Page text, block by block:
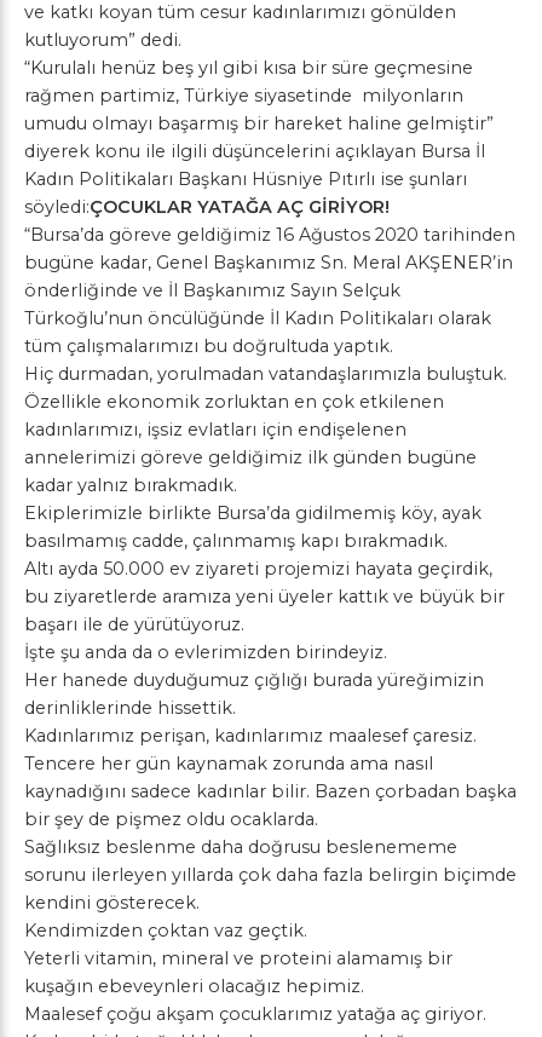
ve katkı koyan tüm cesur kadınlarımızı gönülden
kutluyorum” dedi.
“Kurulalı henüz beş yıl gibi kısa bir süre geçmesine
rağmen partimiz, Türkiye siyasetinde milyonların
umudu olmayı başarmış bir hareket haline gelmiştir”
diyerek konu ile ilgili düşüncelerini açıklayan Bursa İl
Kadın Politikaları Başkanı Hüsniye Pıtırlı ise şunları
söyledi:ÇOCUKLAR YATAĞA AÇ GİRİYOR!
“Bursa’da göreve geldiğimiz 16 Ağustos 2020 tarihinden
bugüne kadar, Genel Başkanımız Sn. Meral AKŞENER’in
önderliğinde ve İl Başkanımız Sayın Selçuk
Türkoğlu’nun öncülüğünde İl Kadın Politikaları olarak
tüm çalışmalarımızı bu doğrultuda yaptık.
Hiç durmadan, yorulmadan vatandaşlarımızla buluştuk.
Özellikle ekonomik zorluktan en çok etkilenen
kadınlarımızı, işsiz evlatları için endişelenen
annelerimizi göreve geldiğimiz ilk günden bugüne
kadar yalnız bırakmadık.
Ekiplerimizle birlikte Bursa’da gidilmemiş köy, ayak
basılmamış cadde, çalınmamış kapı bırakmadık.
Altı ayda 50.000 ev ziyareti projemizi hayata geçirdik,
bu ziyaretlerde aramıza yeni üyeler kattık ve büyük bir
başarı ile de yürütüyoruz.
İşte şu anda da o evlerimizden birindeyiz.
Her hanede duyduğumuz çığlığı burada yüreğimizin
derinliklerinde hissettik.
Kadınlarımız perişan, kadınlarımız maalesef çaresiz.
Tencere her gün kaynamak zorunda ama nasıl
kaynadığını sadece kadınlar bilir. Bazen çorbadan başka
bir şey de pişmez oldu ocaklarda.
Sağlıksız beslenme daha doğrusu beslenememe
sorunu ilerleyen yıllarda çok daha fazla belirgin biçimde
kendini gösterecek.
Kendimizden çoktan vaz geçtik.
Yeterli vitamin, mineral ve proteini alamamış bir
kuşağın ebeveynleri olacağız hepimiz.
Maalesef çoğu akşam çocuklarımız yatağa aç giriyor.